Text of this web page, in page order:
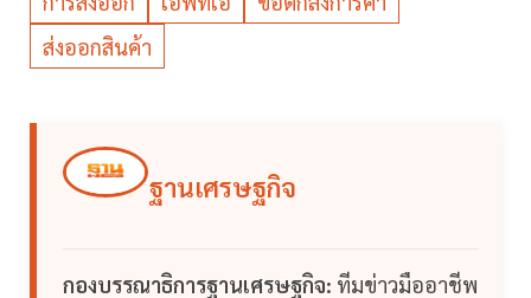
ส่งออกสินค้า
ฐานเศรษฐกิจ
กองบรรณาธิการฐานเศรษฐกิจ: ทีมข่าวมืออาชีพ